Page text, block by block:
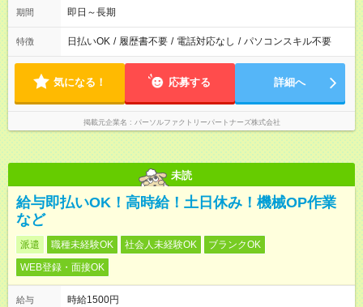
期間 即日～長期
特徴 日払いOK / 履歴書不要 / 電話対応なし / パソコンスキル不要
気になる！ 応募する 詳細へ
掲載元企業名 パーソルファクトリーパートナーズ株式会社
未読
給与即払いOK！高時給！土日休み！機械OP作業
など
派遣 職種未経験OK 社会人未経験OK
ブランクOK
WEB登録・面接OK
給与
時給1500円